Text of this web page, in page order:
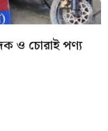
ও চোরাই পণ্য